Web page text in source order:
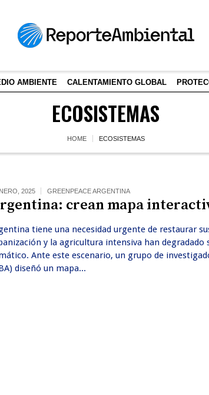
AMBIENTE CALENTAMIENTO GLOBAL
ECOSISTEMAS
HOME ECOSISTEMAS
2025 GREENPEACE ARGENTINA
crean mapa
tiene una necesidad urgente de restaurar
y la agricultura intensiva han
Ante este escenario, un grupo de
diseñó un mapa...